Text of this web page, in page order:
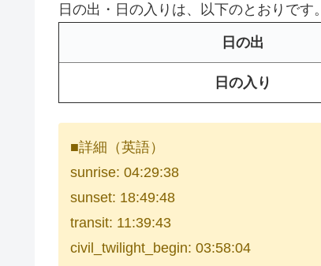
日の出・日の入りは、以下のとおりです。
日の出
日の入り
■詳細（英語）
sunrise: 04:29:38
sunset: 18:49:48
transit: 11:39:43
civil_twilight_begin: 03:58:04